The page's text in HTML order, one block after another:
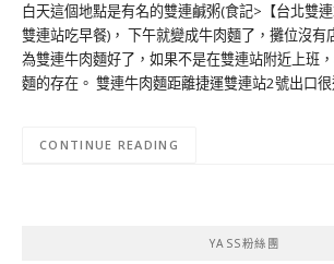
白天這個地點是有名的雙連鹹粥(食記>【台北雙
雙連站吃早餐)， 下午就變成牛肉麵了，攤位沒有
為雙連牛肉麵好了，如果不是在雙連站附近上班
麵的存在。 雙連牛肉麵距離捷運雙連站2號出口
CONTINUE READING
YASS粉絲團